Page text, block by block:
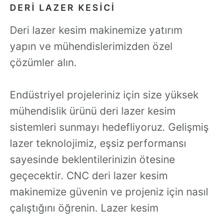
DERI LAZER KESICI
Deri lazer kesim makinemize yatırım
yapın ve mühendislerimizden özel
çözümler alın.
Endüstriyel projeleriniz için size yüksek
mühendislik ürünü deri lazer kesim
sistemleri sunmayı hedefliyoruz. Gelişmiş
lazer teknolojimiz, eşsiz performansı
sayesinde beklentilerinizin ötesine
geçecektir. CNC deri lazer kesim
makinemize güvenin ve projeniz için nasıl
çalıştığını öğrenin. Lazer kesim